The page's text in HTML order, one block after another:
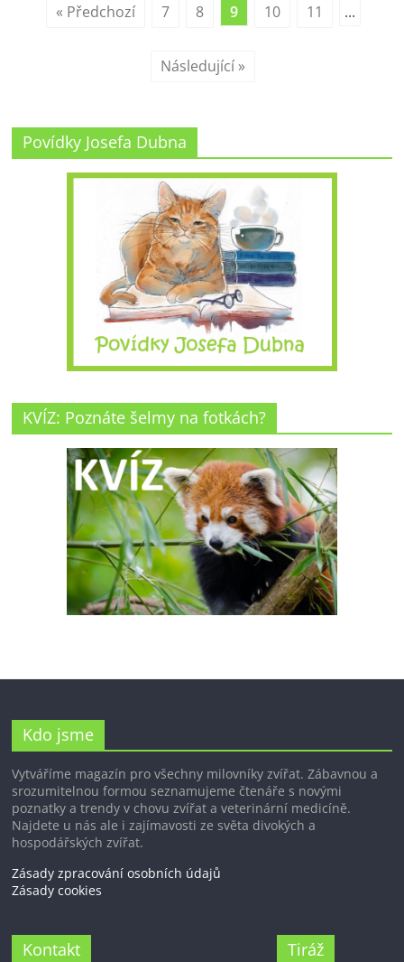
« Předchozí 7 8 9 10 11 ...
Následující »
Povídky Josefa Dubna
KVÍZ: Poznáte šelmy na fotkách?
Kdo jsme
Vytváříme magazín pro všechny milovníky zvířat. Zábavnou a
srozumitelnou formou seznamujeme čtenáře s novými
poznatky a trendy v chovu zvířat a veterinární medicíně.
Najdete u nás ale i zajímavosti ze světa divokých a
hospodářských zvířat.
Zásady zpracování osobních údajů
Zásady cookies
Kontakt Tiráž